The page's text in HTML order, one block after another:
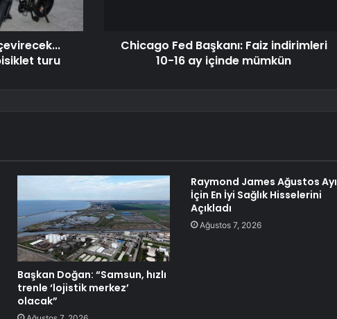
turu
Chicago Fed Başkanı: Faiz indirimleri
10-16 ay içinde mümkün
Başkan Doğan: “Samsun, hızlı
trenle ‘lojistik merkez’
olacak”
Raymond James Ağustos Ayı
İçin En İyi Sağlık Hisselerini
Açıkladı
Ağustos 7, 2026